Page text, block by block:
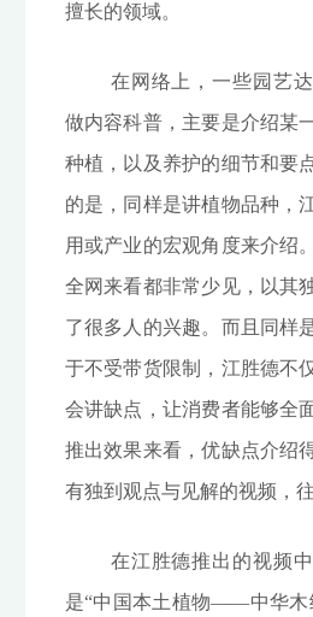
擅长的领域。
在网络上，一些园艺
做内容科普，主要是介绍某
种植，以及养护的细节和要
的是，同样是讲植物品种，
用或产业的宏观角度来介绍
全网来看都非常少见，以其
了很多人的兴趣。而且同样
于不受带货限制，江胜德不
会讲缺点，让消费者能够全
推出效果来看，优缺点介绍
有独到观点与见解的视频，
在江胜德推出的视频
是“中国本土植物——中华木